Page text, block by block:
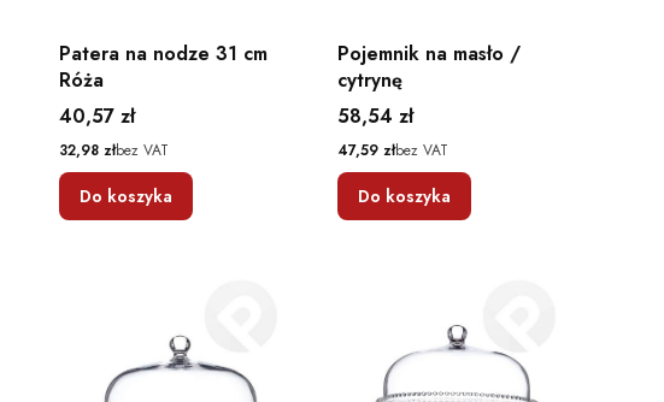
Patera na nodze 31 cm
Róża
Cena
40,57 zł
Cena
32,98 złbez VAT
Do koszyka
Pojemnik na masło /
cytrynę
Cena
58,54 zł
Cena
47,59 złbez VAT
Do koszyka